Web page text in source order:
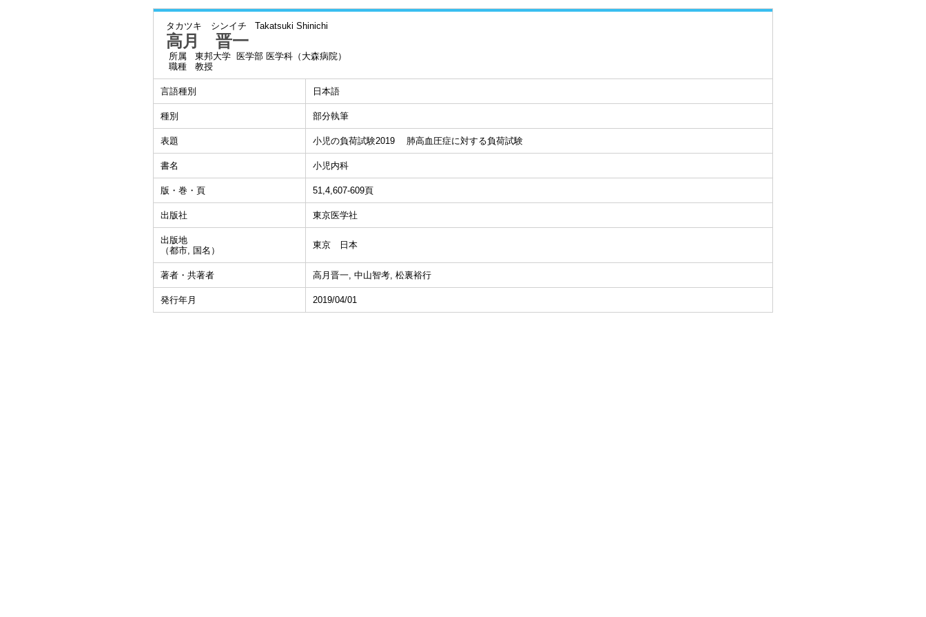
タカツキ シンイチ Takatsuki Shinichi
高月 晋一
所属
東邦大学 医学部 医学科（大森病院）
職種
教授
言語種別 日本語
種別 部分執筆
表題 小児の負荷試験2019 肺高血圧症に対する負荷試験
書名 小児内科
版・巻・頁 51,4,607-609頁
出版社 東京医学社
出版地
（都市, 国名）
東京 日本
著者・共著者 高月晋一, 中山智考, 松裏裕行
発行年月 2019/04/01